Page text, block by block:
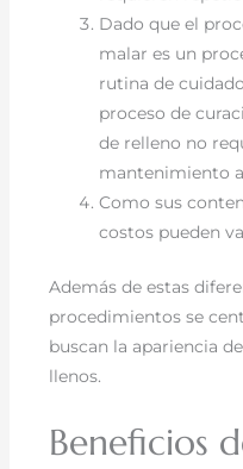
Dado que el
malar es un
rutina de
proceso de
de relleno no
mantenimiento
Como sus
costos pueden
Además de estas
procedimientos se
buscan la apariencia
llenos.
Beneficios